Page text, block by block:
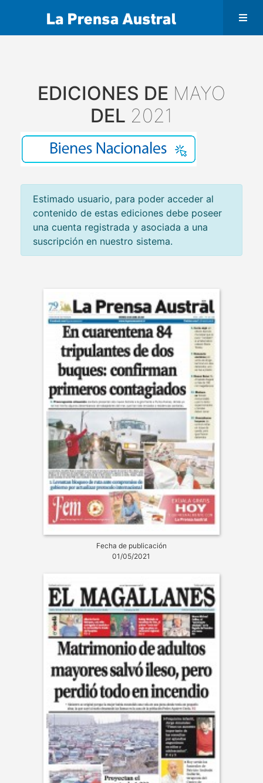
EDICIONES DE MAYO
DEL 2021
Estimado usuario, para poder acceder al
contenido de estas ediciones debe poseer
una cuenta registrada y asociada a una
suscripción en nuestro sistema.
Fecha de publicación
01/05/2021